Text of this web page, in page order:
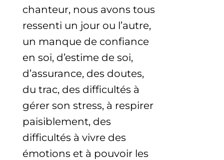
chanteur, nous avons tous
ressenti un jour ou l’autre,
un manque de confiance
en soi, d’estime de soi,
d’assurance, des doutes,
du trac, des difficultés à
gérer son stress, à respirer
paisiblement, des
difficultés à vivre des
émotions et à pouvoir les